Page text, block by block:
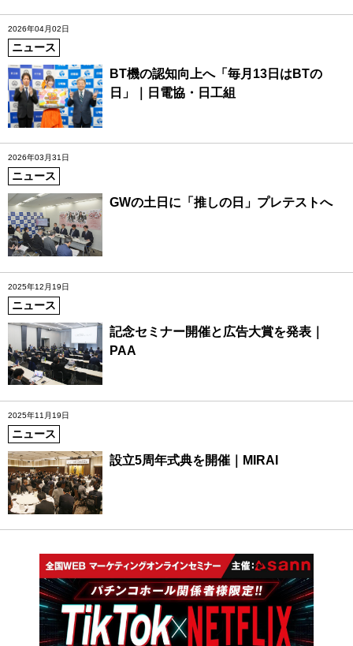
2026年04月02日
ニュース
BT機の認知向上へ「毎月13日はBTの
日」｜日電協・日工組
2026年03月31日
ニュース
GWの土日に「推しの日」プレテストへ
2025年12月19日
ニュース
記念セミナー開催と広告大賞を発表｜
PAA
2025年11月19日
ニュース
設立5周年式典を開催｜MIRAI